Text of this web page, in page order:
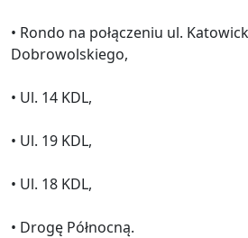
• Rondo na połączeniu ul.
Dobrowolskiego,
• Ul. 14 KDL,
• Ul. 19 KDL,
• Ul. 18 KDL,
• Drogę Północną.